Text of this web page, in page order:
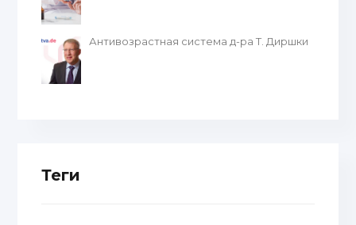
Антивозрастная система д-ра Т. Диршки
Теги